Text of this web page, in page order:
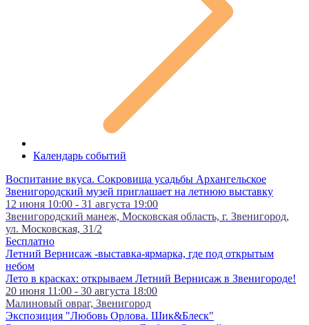
Календарь событий
Воспитание вкуса. Сокровища усадьбы Архангельское
Звенигородский музей приглашает на летнюю выставку
12 июня 10:00 - 31 августа 19:00
Звенигородский манеж, Московская область, г. Звенигород,
ул. Московская, 31/2
Бесплатно
Летний Вернисаж -выставка-ярмарка, где под открытым
небом
Лето в красках: открываем Летний Вернисаж в Звенигороде!
20 июня 11:00 - 30 августа 18:00
Малиновый овраг, Звенигород
Экспозиция "Любовь Орлова. Шик&Блеск"